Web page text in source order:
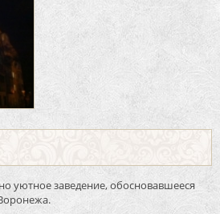
уютное заведение, обосновавшееся